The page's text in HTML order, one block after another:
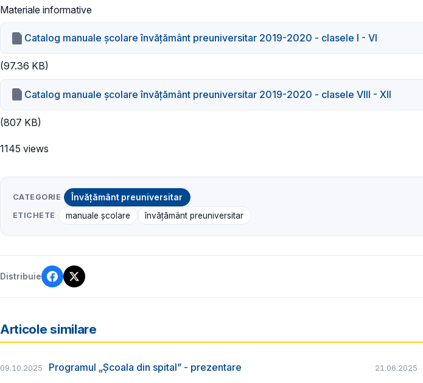
Materiale informative
Catalog manuale școlare învățământ preuniversitar 2019-2020 - clasele I - VI
(97.36 KB)
Catalog manuale școlare învățământ preuniversitar 2019-2020 - clasele VIII - XII
(807 KB)
1145 views
CATEGORIE Învățământ preuniversitar
ETICHETE manuale școlare învățământ preuniversitar
Distribuie
Articole similare
09.10.2025 Programul „Școala din spital” - prezentare 21.06.2025